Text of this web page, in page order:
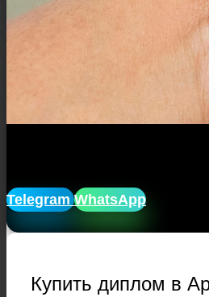
Telegram WhatsApp
Купить диплом в